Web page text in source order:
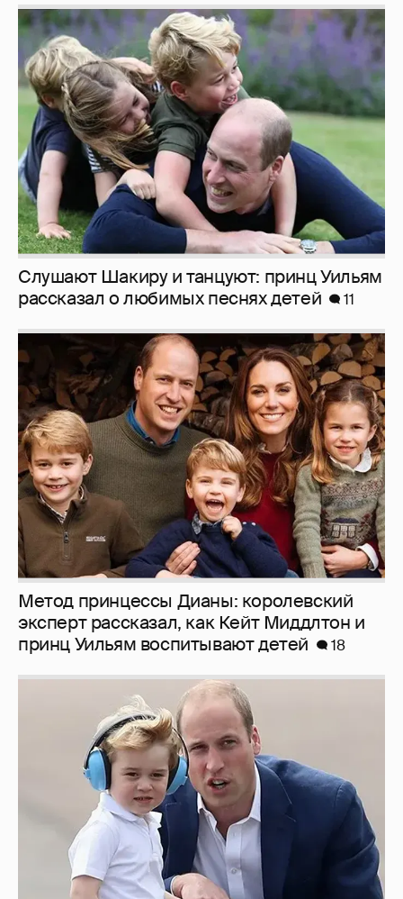
Слушают Шакиру и танцуют: принц Уильям
рассказал о любимых песнях детей
11
Метод принцессы Дианы: королевский
эксперт рассказал, как Кейт Миддлтон и
принц Уильям воспитывают детей
18